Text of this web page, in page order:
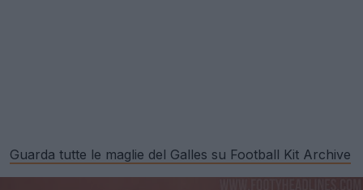
Guarda tutte le maglie del Galles su Football Kit Archive